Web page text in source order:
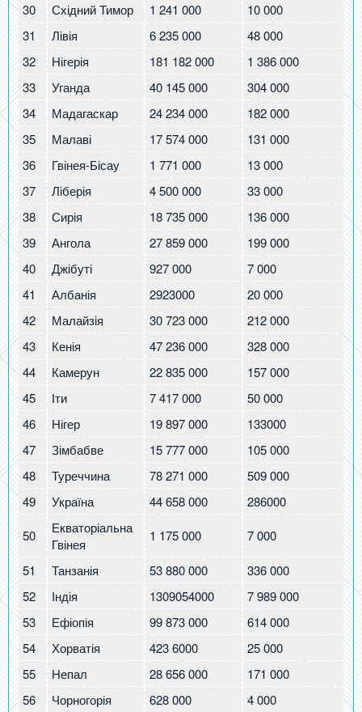
30
Східний Тимор 1 241 000 10 000
31
Лівія 6 235 000 48 000
32
Нігерія 181 182 000 1 386 000
33
Уганда 40 145 000 304 000
34
Мадагаскар 24 234 000 182 000
35
Малаві 17 574 000 131 000
36
Гвінея-Бісау 1 771 000 13 000
37
Ліберія 4 500 000 33 000
38
Сирія 18 735 000 136 000
39
Ангола 27 859 000 199 000
40
Джібуті 927 000 7 000
41
Албанія 2923000 20 000
42
Малайзія 30 723 000 212 000
43
Кенія 47 236 000 328 000
44
Камерун 22 835 000 157 000
45
Іти 7 417 000 50 000
46
Нігер 19 897 000 133000
47
Зімбабве 15 777 000 105 000
48
Туреччина 78 271 000 509 000
49
Україна 44 658 000 286000
50
Екваторіальна
Гвінея
1 175 000 7 000
51 Танзанія 53 880 000 336 000
52
Індія 1309054000 7 989 000
53
Ефіопія 99 873 000 614 000
54
Хорватія 423 6000 25 000
6
55
Непал 28 656 000 171 000
6
56
Чорногорія 628 000 4 000